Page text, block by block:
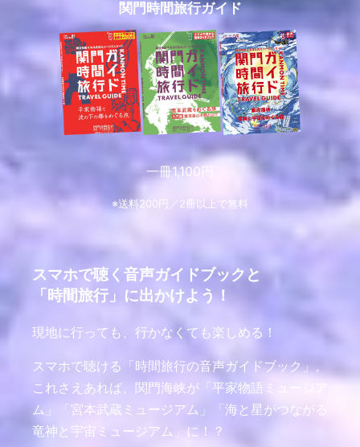
関門時間旅行ガイド
一冊1,100円
※送料200円／2冊以上で無料
スマホで聴く音声ガイドブックと
「時間旅行」に出かけよう！
現地に行っても、行かなくても楽しめる！
スマホで聴ける「時間旅行の音声ガイドブック」。
これさえあれば、関門海峡が「平家物語ミュージア
ム」「宮本武蔵ミュージアム」「海と星がつながる
竜神と宇宙ミュージアム」に！？